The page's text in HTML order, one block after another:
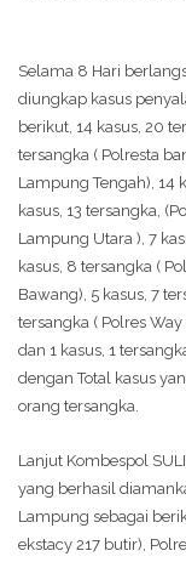
Selama 8 Hari
diungkap kasus
berikut, 14 kasus, 20
tersangka ( Polresta
Lampung Tengah), 14
kasus, 13 tersangka,
Lampung Utara ), 7
kasus, 8 tersangka (
Bawang), 5 kasus, 7
tersangka ( Polres
dan 1 kasus, 1
dengan Total kasus
orang tersangka.
Lanjut Kombespol
yang berhasil
Lampung sebagai
ekstacy 217 butir),